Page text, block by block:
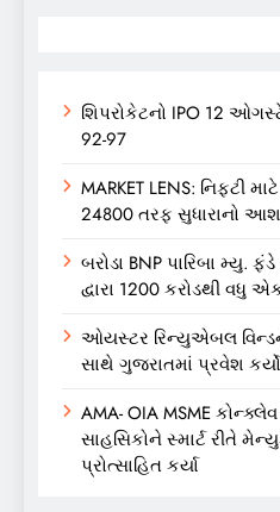
શિપરોકેટનો IPO 12
92-97
MARKET LENS: નિફ્ટી
24800 તરફ સુધારાનો
બરોડા BNP પારિબા મ્યુ.
દ્વારા 1200 કરોડથી વધુ
ઓયસ્ટર રિન્યુએબલ
સાથે ગુજરાતમાં પ્રવેશ કર્યો
AMA- OIA MSME
સાહસિકોને સ્માર્ટ રીતે
પ્રોત્સાહિત કર્યા